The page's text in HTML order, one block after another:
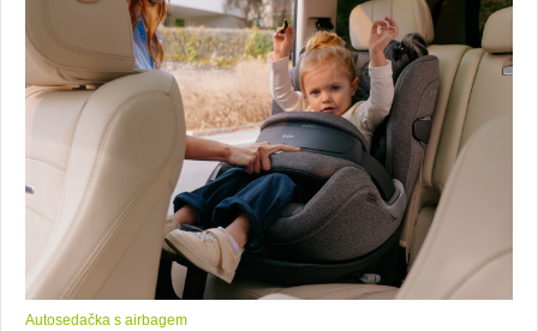
Autosedačka s airbagem